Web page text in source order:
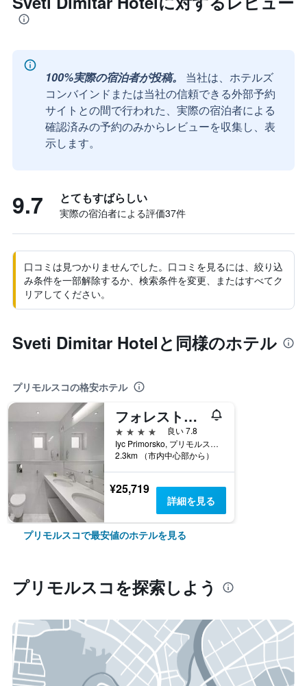
100%実際の宿泊者が投稿。
当社は、ホテルズ
コンバインドまたは当社の信頼できる外部予約
サイトとの間で行われた、実際の宿泊者による
確認済みの予約のみからレビューを収集し、表
示します。
9.7 とてもすばらしい
実際の宿泊者による評価37​件
口コミは見つかりませんでした。口コミを見るには、絞り込
み条件を一部解除するか、検索条件を変更、またはすべてク
リアしてください。
Sveti Dimitar Hotelと同様のホテル
プリモルスコの格安ホテル
フォレストビーチ ホテル
4つ星
良い 7.8
Iyc Primorsko, プリモルスコ, ブルガリア
2.3km （市内中心部から）
¥25,719
詳細を見る
プリモルスコで最安値のホテルを見る
プリモルスコ​を探索しよう